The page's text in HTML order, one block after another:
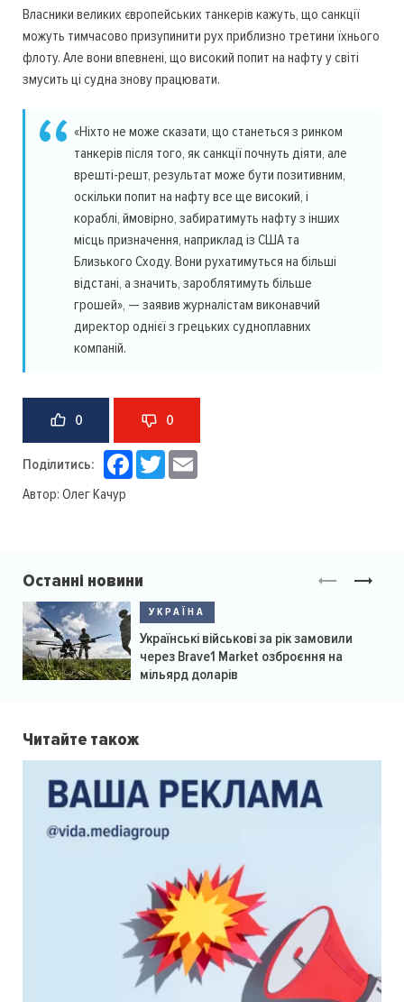
Власники великих європейських танкерів кажуть, що санкції
можуть тимчасово призупинити рух приблизно третини їхнього
флоту. Але вони впевнені, що високий попит на нафту у світі
змусить ці судна знову працювати.
«Ніхто не може сказати, що станеться з ринком
танкерів після того, як санкції почнуть діяти, але
врешті-решт, результат може бути позитивним,
оскільки попит на нафту все ще високий, і
кораблі, ймовірно, забиратимуть нафту з інших
місць призначення, наприклад із США та
Близького Сходу. Вони рухатимуться на більші
відстані, а значить, зароблятимуть більше
грошей», — заявив журналістам виконавчий
директор однієї з грецьких судноплавних
компаній.
0 0
Поділитись: Facebook
Twitter
Автор: Олег Качур
Останні новини
УКРАЇНА
Українські військові за рік замовили
через Brave1 Market озброєння на
мільярд доларів
Читайте також